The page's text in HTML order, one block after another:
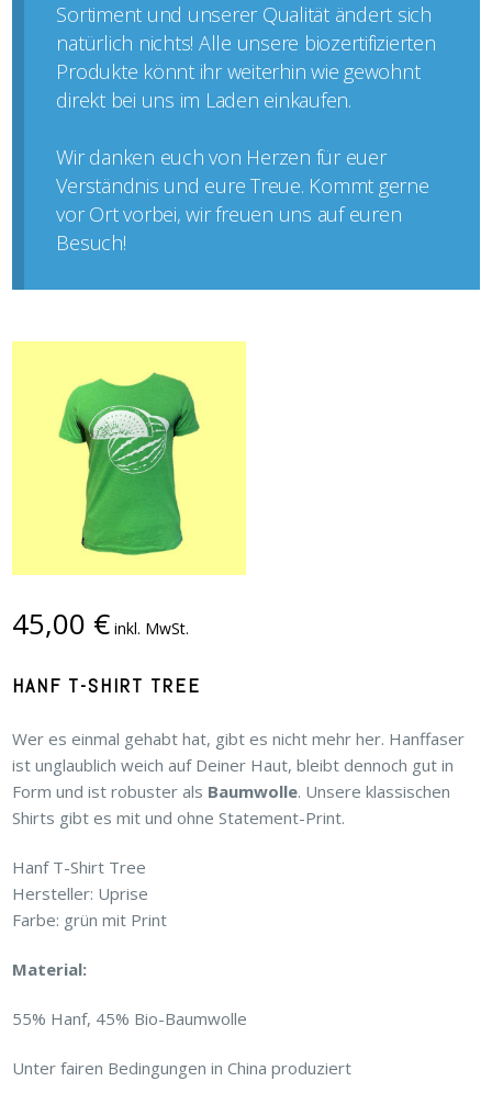
Sortiment und unserer Qualität ändert sich
natürlich nichts! Alle unsere biozertifizierten
Produkte könnt ihr weiterhin wie gewohnt
direkt bei uns im Laden einkaufen.
Wir danken euch von Herzen für euer
Verständnis und eure Treue. Kommt gerne
vor Ort vorbei, wir freuen uns auf euren
Besuch!
45,00 € inkl. MwSt.
HANF T-SHIRT TREE
Wer es einmal gehabt hat, gibt es nicht mehr her. Hanffaser
ist unglaublich weich auf Deiner Haut, bleibt dennoch gut in
Form und ist robuster als Baumwolle. Unsere klassischen
Shirts gibt es mit und ohne Statement-Print.
Hanf T-Shirt Tree
Hersteller: Uprise
Farbe: grün mit Print
Material:
55% Hanf, 45% Bio-Baumwolle
Unter fairen Bedingungen in China produziert